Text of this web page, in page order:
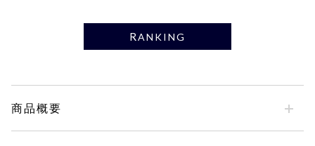
RANKING
商品概要